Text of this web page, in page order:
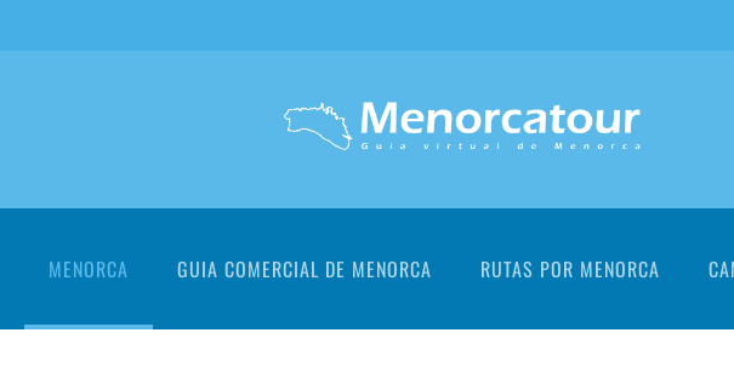
MENORCA GUIA COMERCIAL DE MENORCA RUTAS POR MENORCA